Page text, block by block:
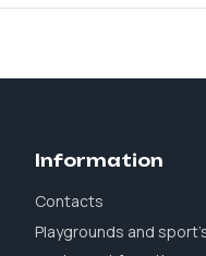
Information
Contacts
Playgrounds and